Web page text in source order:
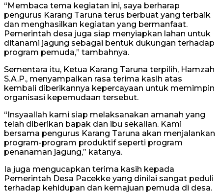
“Membaca tema kegiatan ini, saya berharap
pengurus Karang Taruna terus berbuat yang terbaik
dan menghasilkan kegiatan yang bermanfaat.
Pemerintah desa juga siap menyiapkan lahan untuk
ditanami jagung sebagai bentuk dukungan terhadap
program pemuda,” tambahnya.
Sementara itu, Ketua Karang Taruna terpilih, Hamzah
S.A.P., menyampaikan rasa terima kasih atas
kembali diberikannya kepercayaan untuk memimpin
organisasi kepemudaan tersebut.
“Insyaallah kami siap melaksanakan amanah yang
telah diberikan bapak dan ibu sekalian. Kami
bersama pengurus Karang Taruna akan menjalankan
program-program produktif seperti program
penanaman jagung,” katanya.
Ia juga mengucapkan terima kasih kepada
Pemerintah Desa Pacekke yang dinilai sangat peduli
terhadap kehidupan dan kemajuan pemuda di desa.